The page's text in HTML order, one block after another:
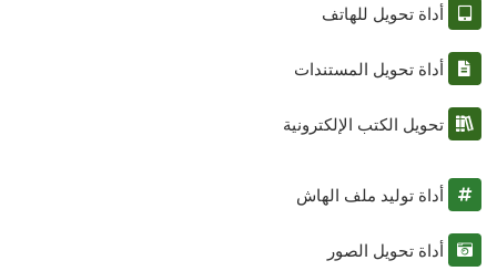
أداة تحويل للهاتف
أداة تحويل المستندات
تحويل الكتب الإلكترونية
أداة توليد ملف الهاش
أداة تحويل الصور